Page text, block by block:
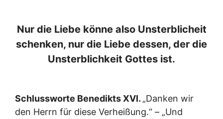
Nur die Liebe könne also Unsterblicheit
schenken, nur die Liebe dessen, der die
Unsterblichkeit Gottes ist.
Schlussworte Benedikts XVI. „Danken wir
den Herrn für diese Verheißung.“ – „Und